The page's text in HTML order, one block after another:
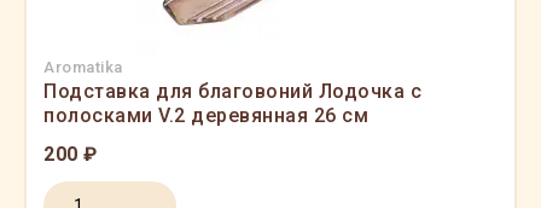
Aromatika
Подставка для благовоний Лодочка с
полосками V.2 деревянная 26 см
200 ₽